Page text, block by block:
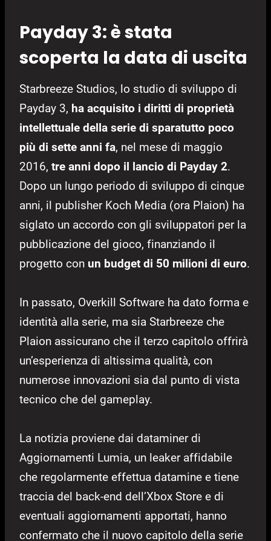
Payday 3: è stata
scoperta la data di uscita
Starbreeze Studios, lo studio di sviluppo di
Payday 3, ha acquisito i diritti di proprietà
intellettuale della serie di sparatutto poco
più di sette anni fa, nel mese di maggio
2016, tre anni dopo il lancio di Payday 2.
Dopo un lungo periodo di sviluppo di cinque
anni, il publisher Koch Media (ora Plaion) ha
siglato un accordo con gli sviluppatori per la
pubblicazione del gioco, finanziando il
progetto con un budget di 50 milioni di euro.
In passato, Overkill Software ha dato forma e
identità alla serie, ma sia Starbreeze che
Plaion assicurano che il terzo capitolo offrirà
un’esperienza di altissima qualità, con
numerose innovazioni sia dal punto di vista
tecnico che del gameplay.
La notizia proviene dai dataminer di
Aggiornamenti Lumia, un leaker affidabile
che regolarmente effettua datamine e tiene
traccia del back-end dell’Xbox Store e di
eventuali aggiornamenti apportati, hanno
confermato che il nuovo capitolo della serie